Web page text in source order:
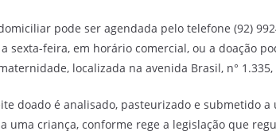
pode ser agendada pelo telefone (92)
sexta-feira, em horário comercial, ou a doação
localizada na avenida Brasil, n°
doado é analisado, pasteurizado e submetido
uma criança, conforme rege a legislação que